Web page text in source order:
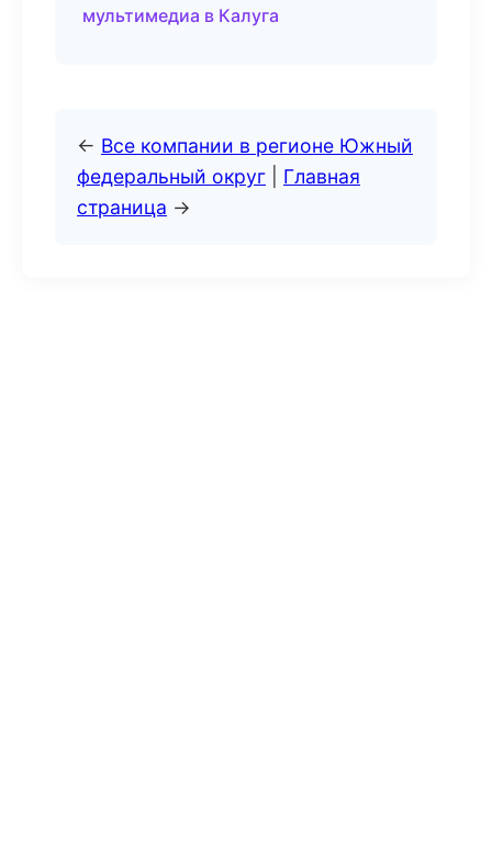
мультимедиа в Калуга
← Все компании в регионе Южный
федеральный округ
Главная
страница →